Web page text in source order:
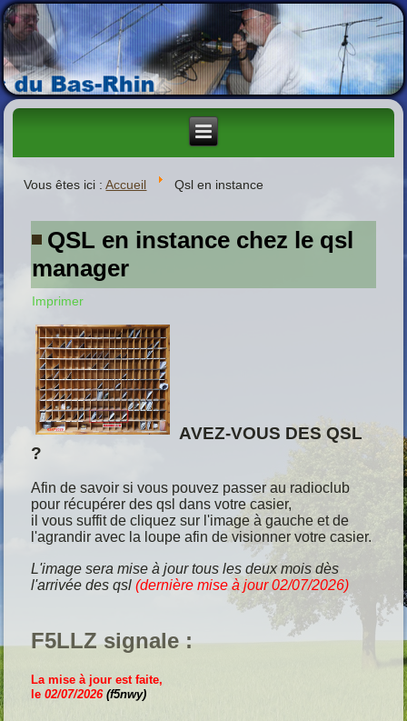
Vous êtes ici :Accueil Qsl en instance
QSL en instance chez le qsl
manager
Imprimer
AVEZ-VOUS DES QSL
?
Afin de savoir si vous pouvez passer au radioclub
pour récupérer des qsl dans votre casier,
il vous suffit de cliquez sur l'image à gauche et de
l'agrandir avec la loupe afin de visionner votre casier.
L'image sera mise à jour tous les deux mois dès
l'arrivée des qsl(dernière mise à jour 02/07/2026)
F5LLZ signale :
La mise à jour est faite,
le02/07/2026(f5nwy)